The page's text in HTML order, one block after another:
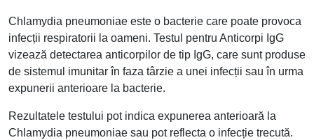
Chlamydia pneumoniae este o bacterie care poate provoca
infecții respiratorii la oameni. Testul pentru Anticorpi IgG
vizează detectarea anticorpilor de tip IgG, care sunt produse
de sistemul imunitar în faza târzie a unei infecții sau în urma
expunerii anterioare la bacterie.
Rezultatele testului pot indica expunerea anterioară la
Chlamydia pneumoniae sau pot reflecta o infecție trecută.